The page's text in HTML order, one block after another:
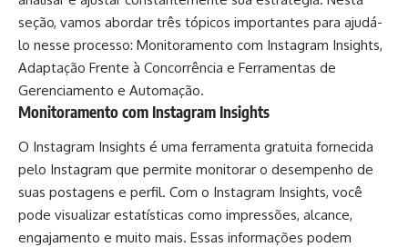
seção, vamos abordar três tópicos importantes para ajudá-
lo nesse processo: Monitoramento com Instagram Insights,
Adaptação Frente à Concorrência e Ferramentas de
Gerenciamento e Automação.
Monitoramento com Instagram Insights
O Instagram Insights é uma ferramenta gratuita fornecida
pelo Instagram que permite monitorar o desempenho de
suas postagens e perfil. Com o Instagram Insights, você
pode visualizar estatísticas como impressões, alcance,
engajamento e muito mais. Essas informações podem